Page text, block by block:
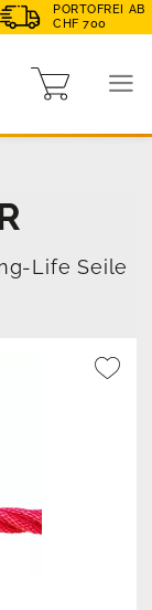
PORTOFREI AB
CHF 700
Life Seile